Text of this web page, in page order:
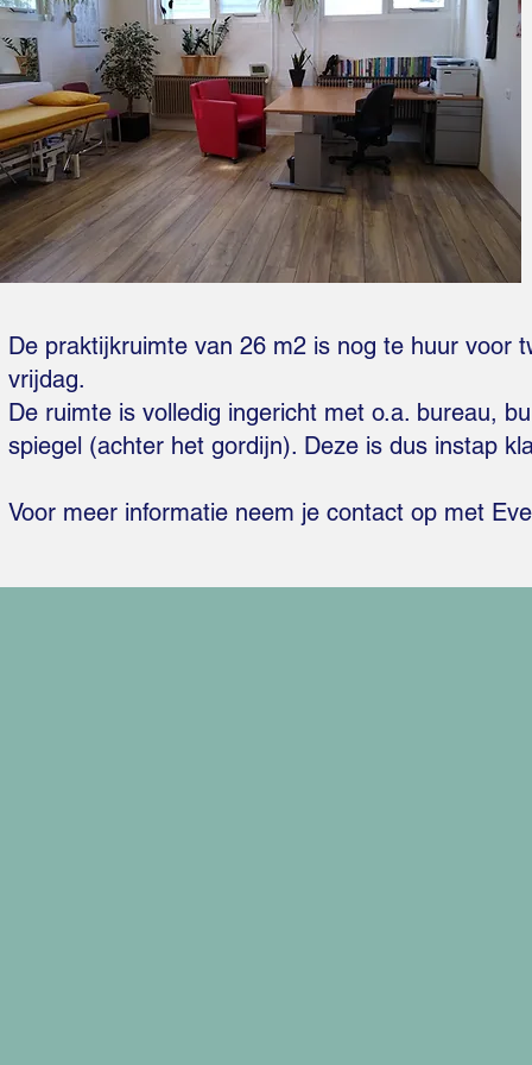
De praktijkruimte van 26 m2 is nog te huur voor
vrijdag.
De ruimte is volledig ingericht met o.a. bureau,
spiegel (achter het gordijn). Deze is dus instap
Voor meer informatie neem je contact op met